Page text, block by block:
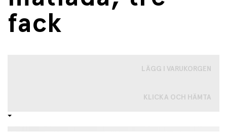
fack
LÄGG I VARUKORGEN
KLICKA OCH HÄMTA